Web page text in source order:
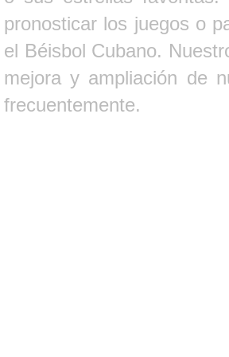
pronosticar los juegos o
el Béisbol Cubano.
mejora y ampliación de
frecuentemente.